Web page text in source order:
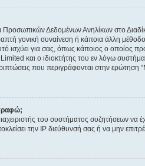
Δεδομένων Ανηλίκων στο
γονική συναίνεση ή κάποια άλλη
ισχύει για σας, όπως κάποιος ο οποίος
και ο ιδιοκτήτης του εν λόγω
που περιγράφονται στην
του συστήματος συζητήσεων να
την IP διεύθυνσή σας ή να μην